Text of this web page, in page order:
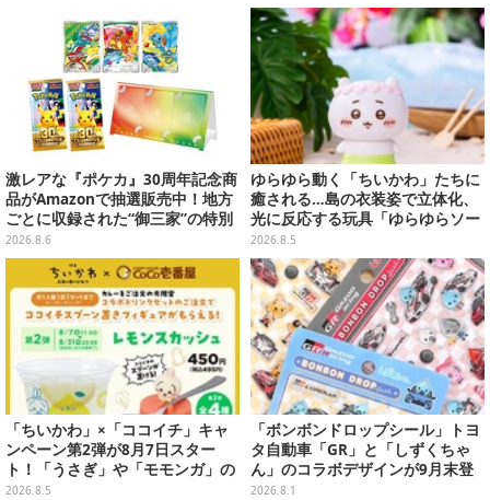
激レアな『ポケカ』30周年記念商
品がAmazonで抽選販売中！地方
ごとに収録された“御三家”の特別
カード
2026.8.6
ゆらゆら動く「ちいかわ」たちに
癒される…島の衣装姿で立体化、
光に反応する玩具「ゆらゆらソー
ラー」全8種が全国アミューズメ
ント施設にて展開
2026.8.5
「ちいかわ」×「ココイチ」キャ
ンペーン第2弾が8月7日スター
ト！「うさぎ」や「モモンガ」の
スプーン置きをGETしよう
2026.8.5
「ボンボンドロップシール」トヨ
タ自動車「GR」と「しずくちゃ
ん」のコラボデザインが9月末登
場！くま吉らも描かれた全4柄
2026.8.1